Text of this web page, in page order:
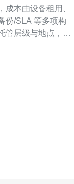
本由设备租用、
份/SLA 等多项构
管层级与地点，以
用大概是